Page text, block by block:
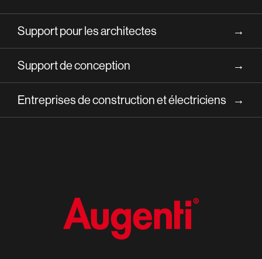
Support pour les architectes →
Support de conception →
Entreprises de construction et électriciens →